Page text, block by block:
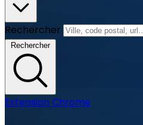
Rechercher
Rechercher
Extension Chrome